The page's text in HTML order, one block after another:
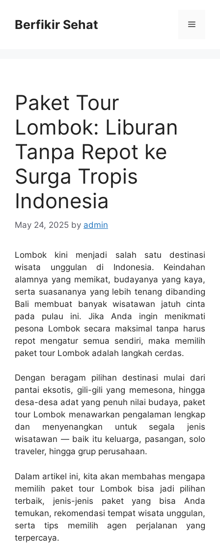
contentBerfikir Sehat Menu
Paket Tour
Lombok: Liburan
Tanpa Repot ke
Surga Tropis
Indonesia
May 24, 2025 by admin
Lombok kini menjadi salah satu destinasi
wisata unggulan di Indonesia. Keindahan
alamnya yang memikat, budayanya yang kaya,
serta suasananya yang lebih tenang dibanding
Bali membuat banyak wisatawan jatuh cinta
pada pulau ini. Jika Anda ingin menikmati
pesona Lombok secara maksimal tanpa harus
repot mengatur semua sendiri, maka memilih
paket tour Lombok adalah langkah cerdas.
Dengan beragam pilihan destinasi mulai dari
pantai eksotis, gili-gili yang memesona, hingga
desa-desa adat yang penuh nilai budaya, paket
tour Lombok menawarkan pengalaman lengkap
dan menyenangkan untuk segala jenis
wisatawan — baik itu keluarga, pasangan, solo
traveler, hingga grup perusahaan.
Dalam artikel ini, kita akan membahas mengapa
memilih paket tour Lombok bisa jadi pilihan
terbaik, jenis-jenis paket yang bisa Anda
temukan, rekomendasi tempat wisata unggulan,
serta tips memilih agen perjalanan yang
terpercaya.